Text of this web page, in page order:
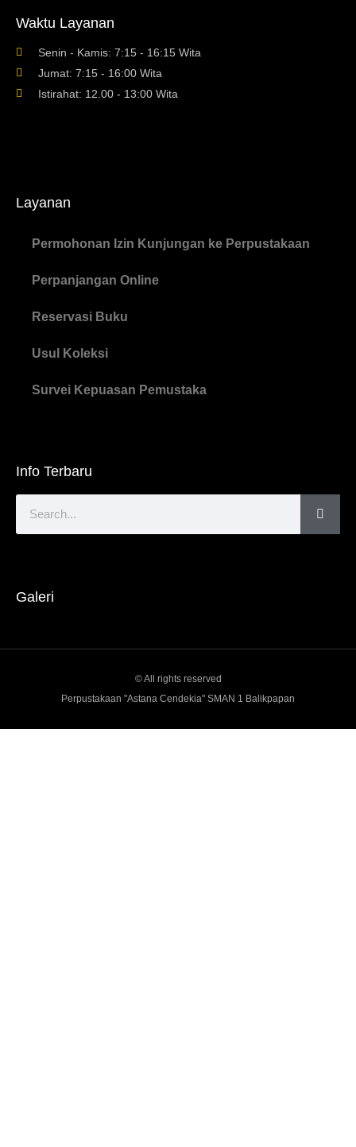
Waktu Layanan
Senin - Kamis: 7:15 - 16:15 Wita
Jumat: 7:15 - 16:00 Wita
Istirahat: 12.00 - 13:00 Wita
Layanan
Permohonan Izin Kunjungan ke Perpustakaan
Perpanjangan Online
Reservasi Buku
Usul Koleksi
Survei Kepuasan Pemustaka
Info Terbaru
Galeri
© All rights reserved
Perpustakaan "Astana Cendekia" SMAN 1 Balikpapan